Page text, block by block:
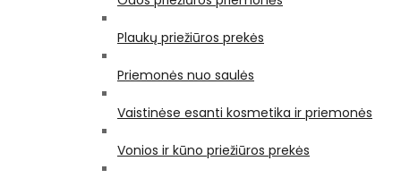
Plaukų priežiūros prekės
Priemonės nuo saulės
Vaistinėse esanti kosmetika ir priemonės
Vonios ir kūno priežiūros prekės